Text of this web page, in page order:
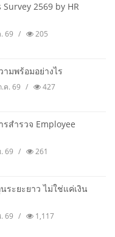
2569 by HR
69 205
ามพร้อมอย่างไร
ค. 69 427
สำรวจ Employee
69 261
ะยะยาว ไม่ใช่แค่เงิน
69 1,117